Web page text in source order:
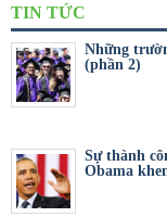
TIN TỨC
Những
(phần 2)
Sự thành
Obama